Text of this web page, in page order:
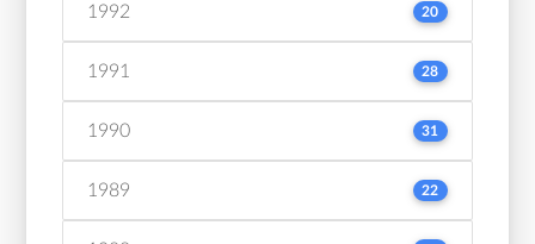
1992 20
1991 28
1990 31
1989 22